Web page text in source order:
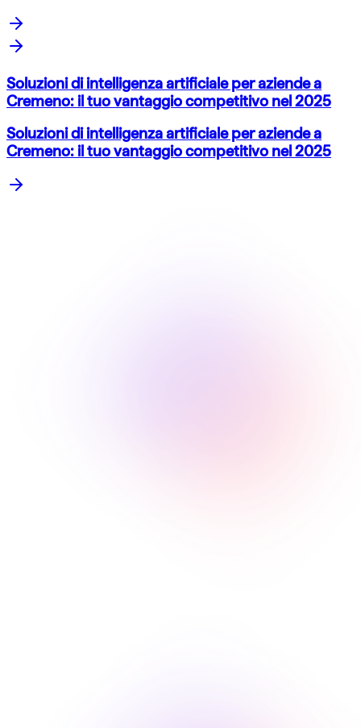
Soluzioni di intelligenza artificiale per aziende a
Cremeno: il tuo vantaggio competitivo nel 2025
Soluzioni di intelligenza artificiale per aziende a
Cremeno: il tuo vantaggio competitivo nel 2025